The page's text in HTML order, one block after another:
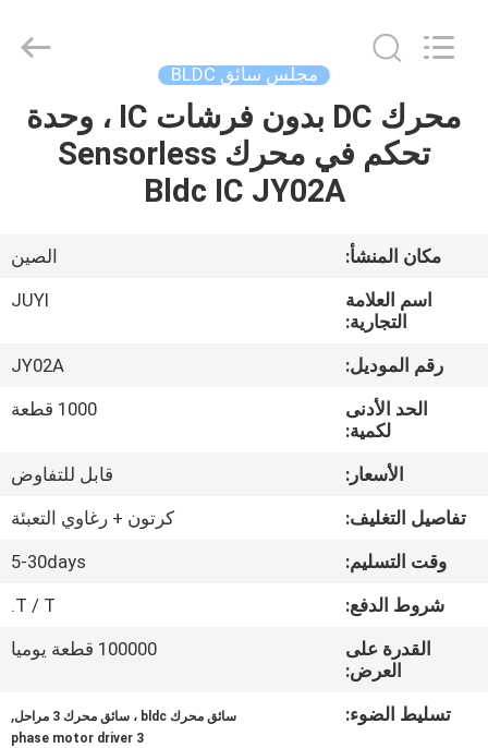
منزل
أشرطة
فيديو
حول
في
المعمل
ضبط
الجودة
اتصل
Technology
مجلس سائق BLDC
محرك DC بدون فرشات IC ، وحدة
تحكم في محرك Sensorless
Bldc IC JY02A
مكان المنشأ:
الصين
اسم العلامة
التجارية:
JUYI
رقم الموديل:
JY02A
الحد الأدنى
لكمية:
1000 قطعة
الأسعار:
قابل للتفاوض
تفاصيل التغليف:
كرتون + رغاوي التعبئة
وقت التسليم:
5-30days
شروط الدفع:
T / T.
القدرة على
العرض:
100000 قطعة يوميا
تسليط الضوء: سائق محرك bldc ، سائق محرك 3 مراحل ,
3 phase motor driver